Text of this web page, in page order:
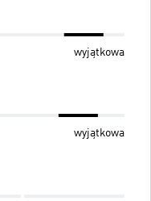
wyjątkowa
wyjątkowa